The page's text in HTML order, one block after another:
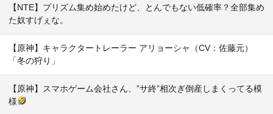
【NTE】プリズム集め始めたけど、とんでもない低確率？全部集め
た奴すげぇな。
【原神】キャラクタートレーラー アリョーシャ（CV：佐藤元）
「冬の狩り」
【原神】スマホゲーム会社さん、”サ終”相次ぎ倒産しまくってる模
様